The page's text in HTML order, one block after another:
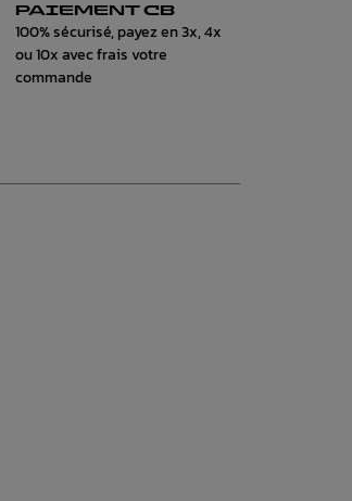
PAIEMENT CB
100% sécurisé, payez en 3x, 4x
ou 10x avec frais votre
commande